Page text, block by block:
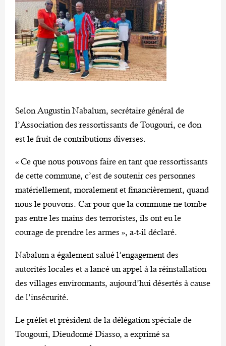
Selon Augustin Nabalum, secrétaire général de
l’Association des ressortissants de Tougouri, ce don
est le fruit de contributions diverses.
« Ce que nous pouvons faire en tant que ressortissants
de cette commune, c’est de soutenir ces personnes
matériellement, moralement et financièrement, quand
nous le pouvons. Car pour que la commune ne tombe
pas entre les mains des terroristes, ils ont eu le
courage de prendre les armes », a-t-il déclaré.
Nabalum a également salué l’engagement des
autorités locales et a lancé un appel à la réinstallation
des villages environnants, aujourd’hui désertés à cause
de l’insécurité.
Le préfet et président de la délégation spéciale de
Tougouri, Dieudonné Diasso, a exprimé sa